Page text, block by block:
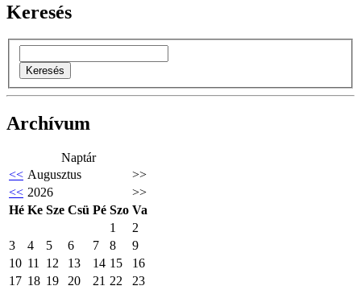
Keresés
Archívum
Naptár
<< Augusztus
>>
<< 2026
>>
Hé Ke Sze Csü Pé Szo Va
1
2
3
4 5 6 7 8
9
10 11 12 13 14 15
16
17 18 19 20 21 22
23